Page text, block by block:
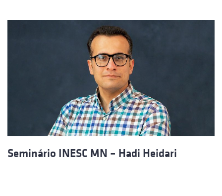
Seminário INESC MN – Hadi Heidari